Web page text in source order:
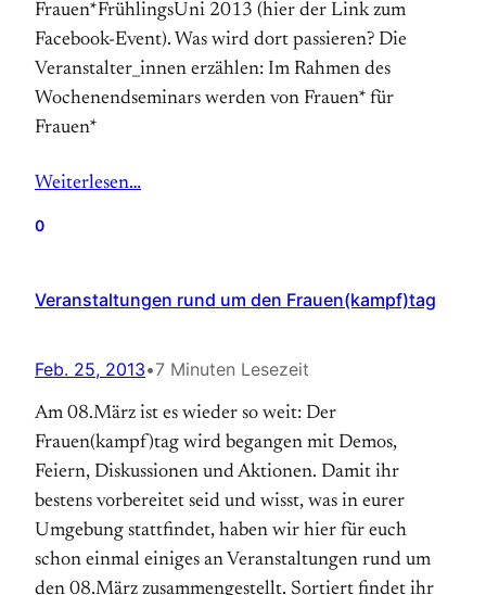
Frauen*FrühlingsUni 2013 (hier der Link zum
Facebook-Event). Was wird dort passieren? Die
Veranstalter_innen erzählen: Im Rahmen des
Wochenendseminars werden von Frauen* für
Frauen*
Weiterlesen…
0
Veranstaltungen rund um den Frauen(kampf)tag
Feb. 25, 2013•7 Minuten Lesezeit
Am 08.März ist es wieder so weit: Der
Frauen(kampf)tag wird begangen mit Demos,
Feiern, Diskussionen und Aktionen. Damit ihr
bestens vorbereitet seid und wisst, was in eurer
Umgebung stattfindet, haben wir hier für euch
schon einmal einiges an Veranstaltungen rund um
den 08.März zusammengestellt. Sortiert findet ihr